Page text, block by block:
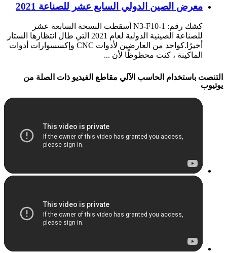
معرض الصين الدولي السابع عشر للصناعة 2021
كشك رقم: N3-F10-1 أسقطت النسخة السابعة عشر
للصناعة الصينية الدولية لعام 2021 التي طال انتظارها الستار
أخيرًا.كواحد من العارضين لأدوات CNC وإكسسوارات أدوات
الماكينة ، كنت محظوظًا لأن ...
التنصت باستخدام الحاسب الآلي مقاطع الفيديو ذات الصلة من
يوتيوب